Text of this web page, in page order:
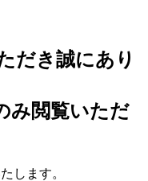
だき誠にあり
み閲覧いただ
します。